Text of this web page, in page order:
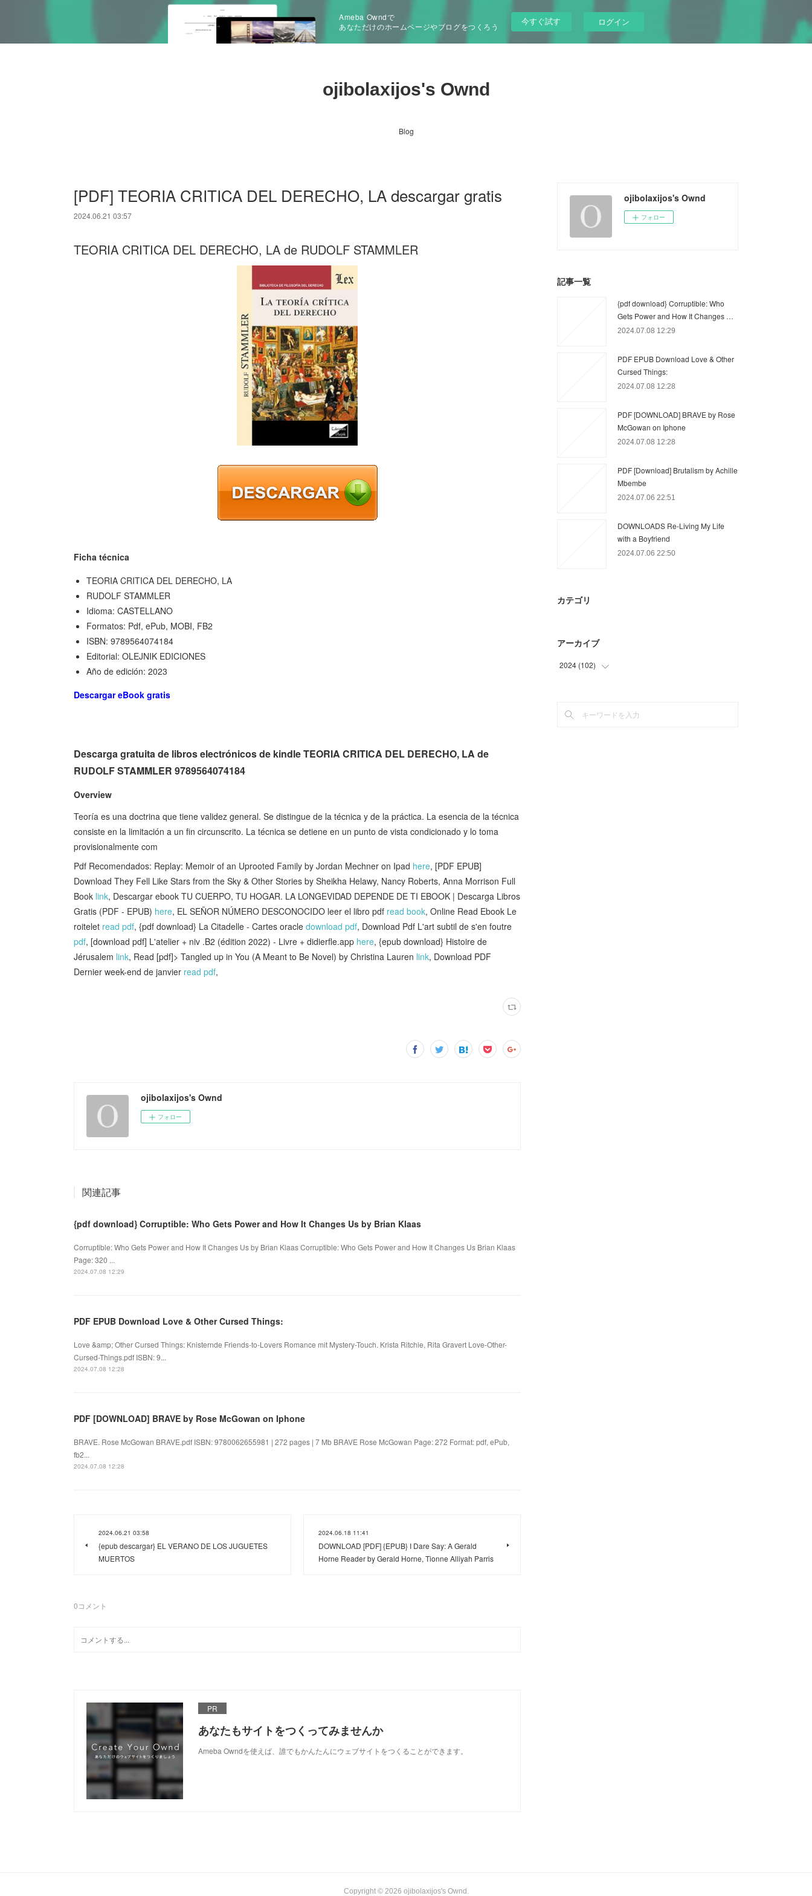
Ameba Owndで
あなただけのホームページやブログをつくろう
今すぐ試す ログイン
ojibolaxijos's Ownd
Blog
[PDF] TEORIA CRITICA DEL DERECHO, LA descargar gratis
2024.06.21 03:57
TEORIA CRITICA DEL DERECHO, LA de RUDOLF STAMMLER
Ficha técnica
TEORIA CRITICA DEL DERECHO, LA
RUDOLF STAMMLER
Idioma: CASTELLANO
Formatos: Pdf, ePub, MOBI, FB2
ISBN: 9789564074184
Editorial: OLEJNIK EDICIONES
Año de edición: 2023
Descargar eBook gratis
Descarga gratuita de libros electrónicos de kindle TEORIA CRITICA DEL DERECHO, LA de
RUDOLF STAMMLER 9789564074184
Overview
Teoría es una doctrina que tiene validez general. Se distingue de la técnica y de la práctica. La esencia de la técnica
consiste en la limitación a un fin circunscrito. La técnica se detiene en un punto de vista condicionado y lo toma
provisionalmente com
Pdf Recomendados: Replay: Memoir of an Uprooted Family by Jordan Mechner on Ipad here, [PDF EPUB]
Download They Fell Like Stars from the Sky & Other Stories by Sheikha Helawy, Nancy Roberts, Anna Morrison Full
Book link, Descargar ebook TU CUERPO, TU HOGAR. LA LONGEVIDAD DEPENDE DE TI EBOOK | Descarga Libros
Gratis (PDF - EPUB) here, EL SEÑOR NÚMERO DESCONOCIDO leer el libro pdf read book, Online Read Ebook Le
roitelet read pdf, {pdf download} La Citadelle - Cartes oracle download pdf, Download Pdf L'art subtil de s'en foutre
pdf, [download pdf] L'atelier + niv .B2 (édition 2022) - Livre + didierfle.app here, {epub download} Histoire de
Jérusalem link, Read [pdf]> Tangled up in You (A Meant to Be Novel) by Christina Lauren link, Download PDF
Dernier week-end de janvier read pdf,
ojibolaxijos's Ownd
フォロー
関連記事
{pdf download} Corruptible: Who Gets Power and How It Changes Us by Brian Klaas
Corruptible: Who Gets Power and How It Changes Us by Brian Klaas Corruptible: Who Gets Power and How It Changes Us Brian Klaas
Page: 320 ...
2024.07.08 12:29
PDF EPUB Download Love & Other Cursed Things:
Love &amp; Other Cursed Things: Knisternde Friends-to-Lovers Romance mit Mystery-Touch. Krista Ritchie, Rita Gravert Love-Other-
Cursed-Things.pdf ISBN: 9...
2024.07.08 12:28
PDF [DOWNLOAD] BRAVE by Rose McGowan on Iphone
BRAVE. Rose McGowan BRAVE.pdf ISBN: 9780062655981 | 272 pages | 7 Mb BRAVE Rose McGowan Page: 272 Format: pdf, ePub,
fb2...
2024.07.08 12:28
2024.06.21 03:58
{epub descargar} EL VERANO DE LOS JUGUETES
MUERTOS
2024.06.18 11:41
DOWNLOAD [PDF] {EPUB} I Dare Say: A Gerald
Horne Reader by Gerald Horne, Tionne Alliyah Parris
0コメント
PR
あなたもサイトをつくってみませんか
Ameba Owndを使えば、誰でもかんたんにウェブサイトをつくることができます。
ojibolaxijos's Ownd
フォロー
記事一覧
{pdf download} Corruptible: Who
Gets Power and How It Changes …
2024.07.08 12:29
PDF EPUB Download Love & Other
Cursed Things:
2024.07.08 12:28
PDF [DOWNLOAD] BRAVE by Rose
McGowan on Iphone
2024.07.08 12:28
PDF [Download] Brutalism by Achille
Mbembe
2024.07.06 22:51
DOWNLOADS Re-Living My Life
with a Boyfriend
2024.07.06 22:50
カテゴリ
アーカイブ
2024 (102)
(
Copyright © 2026 ojibolaxijos's Ownd .